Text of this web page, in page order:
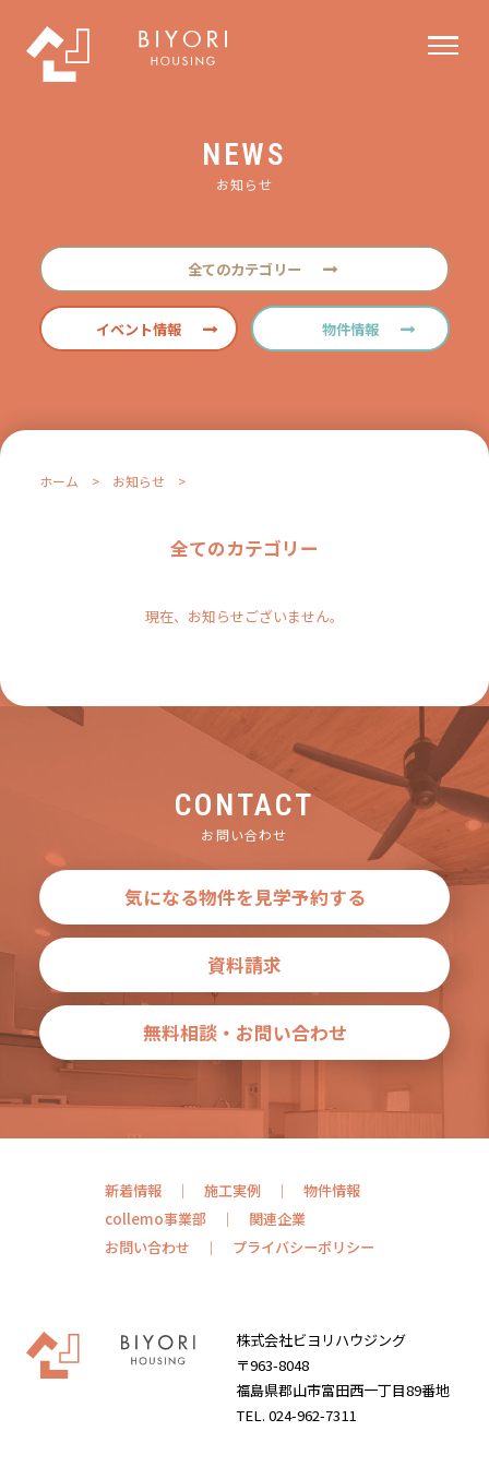
NEWS
お知らせ
全てのカテゴリー
イベント情報 物件情報
ホーム > お知らせ>
全てのカテゴリー
現在、お知らせございません。
CONTACT
お問い合わせ
気になる物件を見学予約する
資料請求
無料相談・お問い合わせ
新着情報 施工実例
物件情報
collemo事業部
関連企業
お問い合わせ
プライバシーポリシー
株式会社ビヨリハウジング
〒963-8048
福島県郡山市富田西一丁目89番地
TEL. 024-962-7311